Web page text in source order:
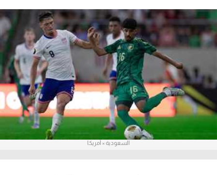
فيديوهات
عدسات
آراء حرة
ركن الألعاب
بطولات
السعودية × أمريكا